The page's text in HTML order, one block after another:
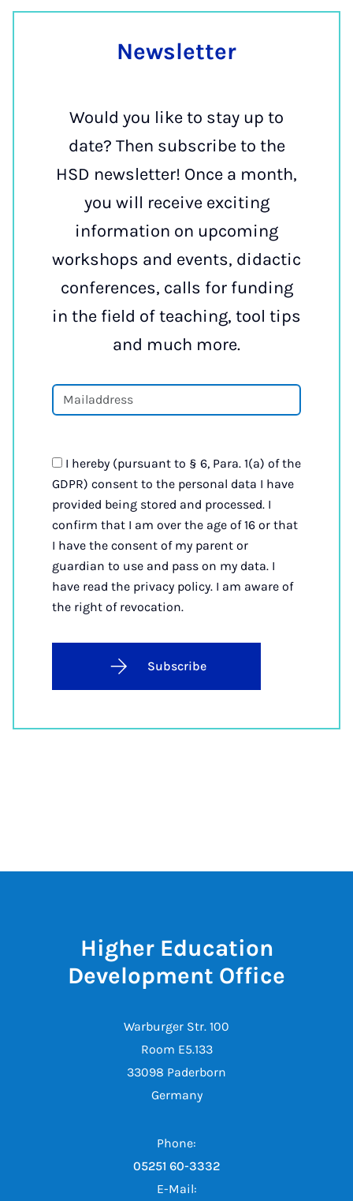
News­let­ter
Would you like to stay up to
date? Then subscribe to the
HSD newsletter! Once a month,
you will receive exciting
information on upcoming
workshops and events, didactic
conferences, calls for funding
in the field of teaching, tool tips
and much more.
GDPR) consent to the personal data I have
provided being stored and processed. I
confirm that I am over the age of 16 or that
I have the consent of my parent or
guardian to use and pass on my data. I
have read the privacy policy. I am aware of
the right of revocation.
Subscribe
Higher Education
Development Office
Warburger Str. 100
Room E5.133
33098 Paderborn
Germany
Phone:
05251 60-3332
E-Mail: